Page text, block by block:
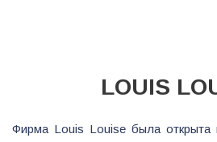
LOUIS
Фирма Louis Louise была открыта